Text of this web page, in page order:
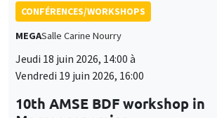
CONFÉRENCES/WORKSHOPS
MEGASalle Carine Nourry
Jeudi 18 juin 2026, 14:00 à
Vendredi 19 juin 2026, 16:00
10th AMSE BDF workshop in